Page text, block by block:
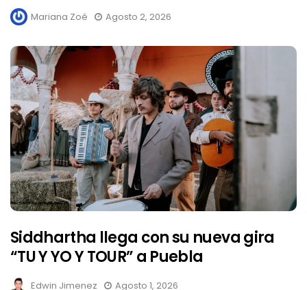
Mariana Zoé Agosto 2, 2026
Siddhartha llega con su nueva gira
“TU Y YO Y TOUR” a Puebla
Edwin Jimenez Agosto 1, 2026